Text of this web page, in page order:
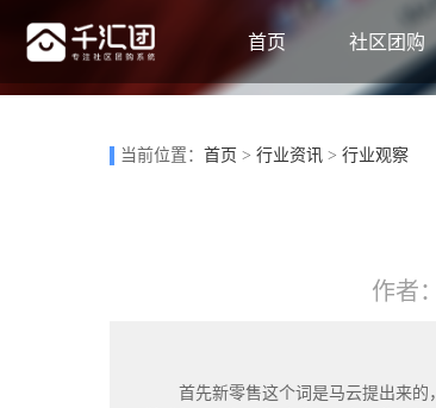
首页 社区团购
当前位置： 首页 > 行业资讯> 行业观察
作者
首先新零售这个词是马云提出来